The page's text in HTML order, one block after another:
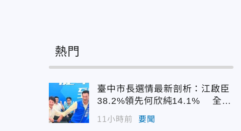
熱門
臺中市長選情最新剖析：江啟臣
38.2%領先何欣純14.1% 全世
代支持度全面居首
11小時前 要聞